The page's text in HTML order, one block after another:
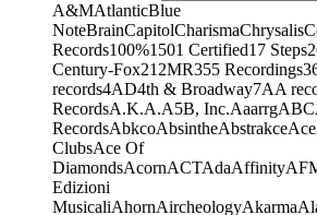
A&MAtlanticBlue
NoteBrainCapitolCharismaChrysalis
Records100%1501 Certified17 Steps
Century-Fox21 2MR355 Recordings
records4AD4th & Broadway7AA
RecordsA.K.A.A5B, Inc.AaarrgABC
RecordsAbkcoAbsintheAbstrakceAce
ClubsAce Of
DiamondsAcornACTAdaAffinity
Edizioni
MusicaliAhornAircheologyAkarma